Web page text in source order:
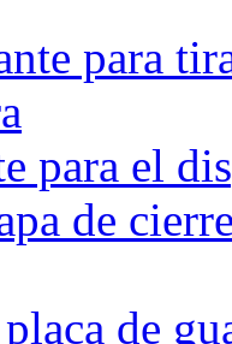
para
para el
de
de